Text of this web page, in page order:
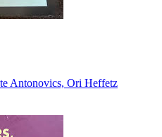
Antonovics, Ori Heffetz